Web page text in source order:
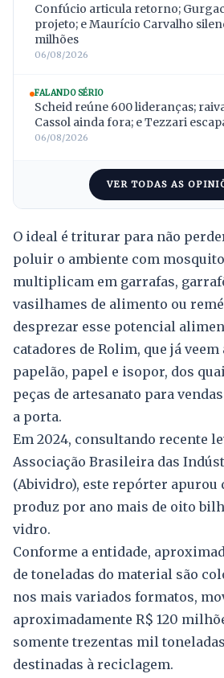
Confúcio articula retorno;
projeto; e Maurício Carvalho
milhões
06/08/2026
FALANDO SÉRIO
Scheid reúne 600 lideranças;
Cassol ainda fora; e Tezzari
06/08/2026
VER TODAS AS
O ideal é triturar para não
poluir o ambiente com
multiplicam em garrafas,
vasilhames de alimento ou
desprezar esse potencial
catadores de Rolim, que já
papelão, papel e isopor, dos
peças de artesanato para
a porta.
Em 2024, consultando recente
Associação Brasileira das
(Abividro), este repórter apurou
produz por ano mais de oito
vidro.
Conforme a entidade,
de toneladas do material são
nos mais variados formatos,
aproximadamente R$ 120
somente trezentas mil toneladas
destinadas à reciclagem.